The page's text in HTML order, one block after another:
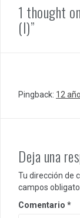
1 thought
(I)”
Pingback: 12
Deja una
Tu dirección de
campos
Comentario *